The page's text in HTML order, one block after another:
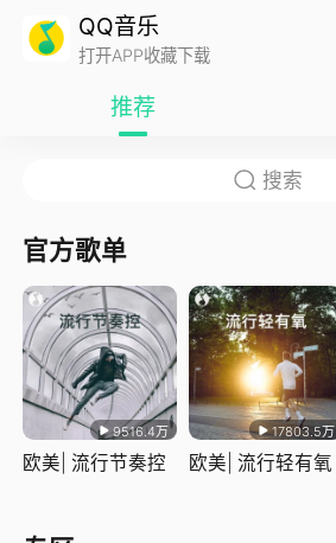
QQ音乐
打开APP收藏下载
推荐
官方歌单
9516.4万
欧美| 流行节奏控
17803.5万
欧美| 流行轻有氧